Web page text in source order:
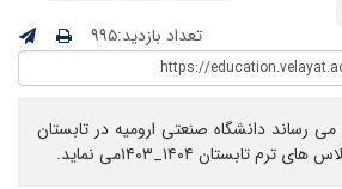
تعداد بازدید:۹۹۵
رساند دانشگاه صنعتی ارومیه در تابستان